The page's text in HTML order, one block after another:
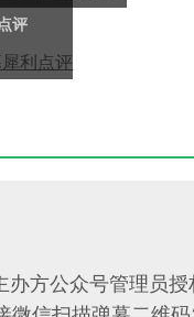
评
方公众号管理员